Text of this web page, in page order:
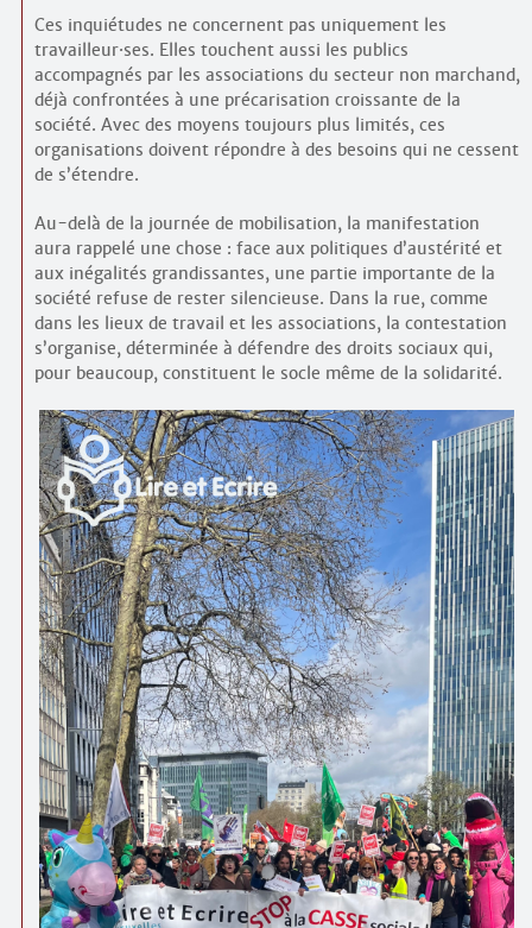
Ces inquiétudes ne concernent pas uniquement les
travailleur·ses. Elles touchent aussi les publics
accompagnés par les associations du secteur non marchand,
déjà confrontées à une précarisation croissante de la
société. Avec des moyens toujours plus limités, ces
organisations doivent répondre à des besoins qui ne cessent
de s’étendre.
Au-delà de la journée de mobilisation, la manifestation
aura rappelé une chose : face aux politiques d’austérité et
aux inégalités grandissantes, une partie importante de la
société refuse de rester silencieuse. Dans la rue, comme
dans les lieux de travail et les associations, la contestation
s’organise, déterminée à défendre des droits sociaux qui,
pour beaucoup, constituent le socle même de la solidarité.